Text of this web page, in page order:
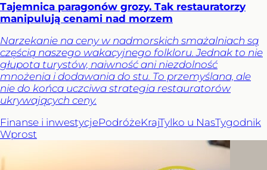
Tajemnica paragonów grozy. Tak restauratorzy
manipulują cenami nad morzem
Narzekanie na ceny w nadmorskich smażalniach są
częścią naszego wakacyjnego folkloru. Jednak to nie
głupota turystów, naiwność ani niezdolność
mnożenia i dodawania do stu. To przemyślana, ale
nie do końca uczciwa strategia restauratorów
ukrywających ceny.
Finanse i inwestycjePodróżeKrajTylko u NasTygodnik
Wprost